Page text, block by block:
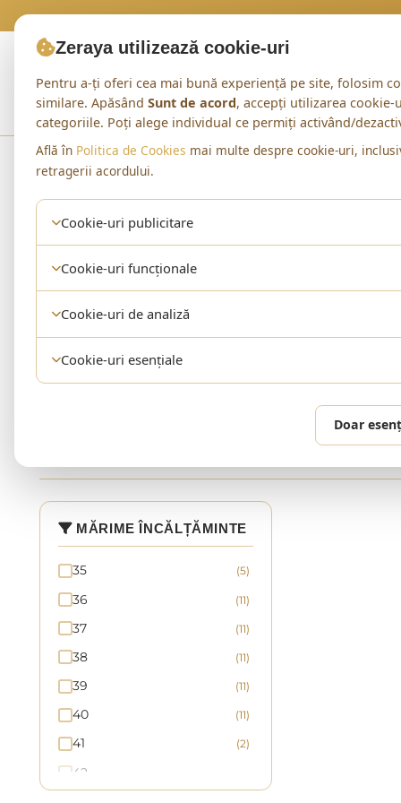
Tinuta Zilei Reduceri Seturi
Acasă Shop
Pantofi
0 produse
MĂRIME ÎNCĂLȚĂMINTE
35 (5)
36 (11)
37 (11)
38 (11)
39 (11)
40 (11)
41 (2)
42
Zeraya utilizează cookie-uri
Pentru a-ți oferi cea mai bună experiență pe site, folosim
similare. Apăsând Sunt de acord, accepți utilizarea
categoriile. Poți alege individual ce permiți activând/
Află în Politica de Cookies mai multe despre cookie-uri,
retragerii acordului.
Cookie-uri publicitare
Cookie-uri funcționale
Cookie-uri de analiză
Cookie-uri esențiale
Doar